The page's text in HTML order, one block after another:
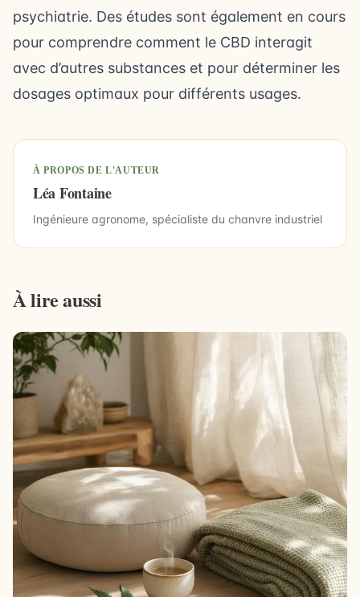
psychiatrie. Des études sont également en cours
pour comprendre comment le CBD interagit
avec d’autres substances et pour déterminer les
dosages optimaux pour différents usages.
À PROPOS DE L'AUTEUR
Léa Fontaine
Ingénieure agronome, spécialiste du chanvre industriel
À lire aussi